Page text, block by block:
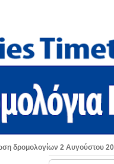
δρομολογίων 2 Αυγούστου